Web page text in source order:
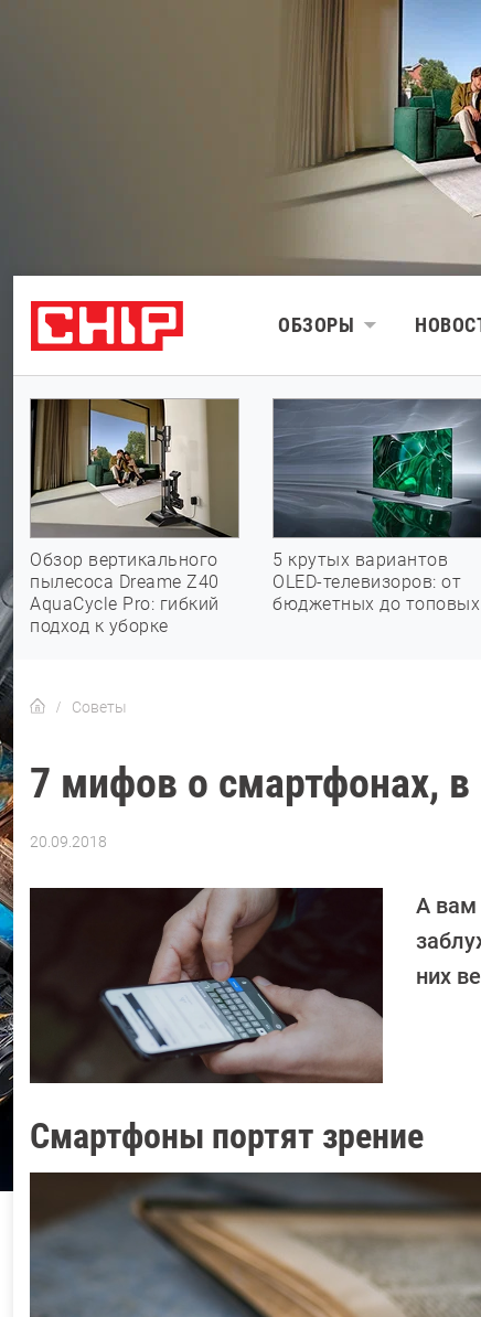
ОБЗОРЫ
Обзор вертикального
пылесоса Dreame Z40
AquaCycle Pro: гибкий
подход к уборке
5 крутых вариантов
OLED-телевизоров: от
бюджетных до топовых
Советы
7 мифов о смартфонах,
20.09.2018
А вам
них
Смартфоны портят зрение